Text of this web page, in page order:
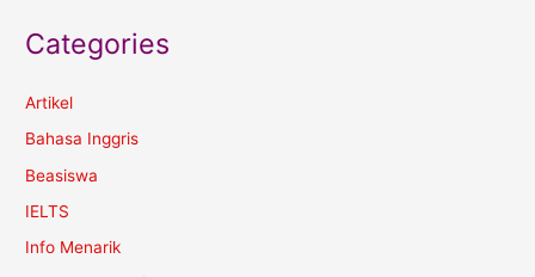
Categories
Artikel
Bahasa Inggris
Beasiswa
IELTS
Info Menarik